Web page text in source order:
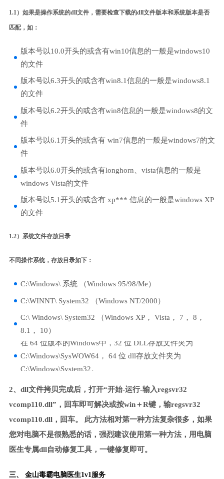
1.1）如果是操作系统的dll文件，需要检查下载的dll文件版本和系统版本是否
匹配，如：
版本号以10.0开头的或含有win10信息的一般是windows10
的文件
版本号以6.3开头的或含有win8.1信息的一般是windows8.1
的文件
版本号以6.2开头的或含有win8信息的一般是windows8的文
件
版本号以6.1开头的或含有 win7信息的一般是windows7的文
件
版本号以6.0开头的或含有longhorn、vista信息的一般是
windows Vista的文件
版本号以5.1开头的或含有 xp*** 信息的一般是windows XP
的文件
1.2）系统文件存放目录
不同操作系统，存放目录如下：
C:\Windows\ 系统 （Windows 95/98/Me）
C:\WINNT\ System32 （Windows NT/2000）
C:\ Windows\ System32 （Windows XP， Vista， 7， 8，
8.1， 10）
在 64 位版本的Windows中，32 位 DLL存放文件夹为
C:\Windows\SysWOW64， 64 位 dll存放文件夹为
C:\Windows\System32。
2、dll文件拷贝完成后，打开“开始-运行-输入regsvr32
vcomp110.dll”，回车即可解决或按win＋R键，输regsvr32
vcomp110.dll，回车。 此方法相对第一种方法复杂很多，如果
您对电脑不是很熟悉的话，强烈建议使用第一种方法，用电脑
医生专属dll自动修复工具，一键修复即可。
三、 金山毒霸电脑医生1v1服务